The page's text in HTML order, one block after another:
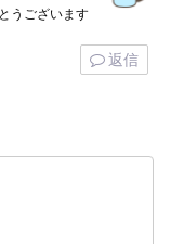
うございます
返信